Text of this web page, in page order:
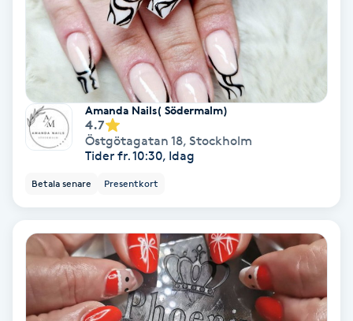
Kinesisk medicin
Kiropraktik
Klangmassage
Klippning & Slingor
Klippning ungdom
Koppningsmassage
Amanda Nails( Södermalm)
4.7
Östgötagatan 18, Stockholm
Tider fr. 10:30, Idag
Betala senare Presentkort